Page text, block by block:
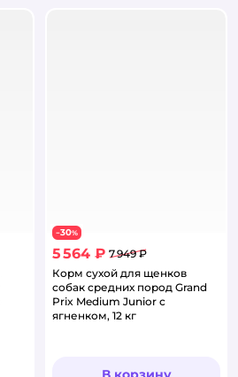
−30%
5 564 ₽ 7 949 ₽
Корм сухой для щенков
собак средних пород Grand
Prix Medium Junior с
ягненком, 12 кг